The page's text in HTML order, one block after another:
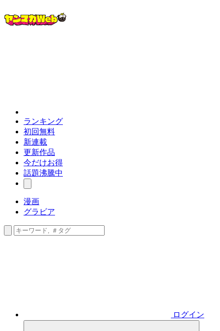
ランキング
初回無料
新連載
更新作品
今だけお得
話題沸騰中
漫画
グラビア
ログイン